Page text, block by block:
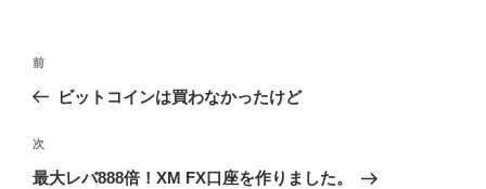
投
ビ
ゲ
前
の
稿
前
ビットコインは買わなかったけど
次
の
次
最大レバ888倍！XM FX口座を作りました。